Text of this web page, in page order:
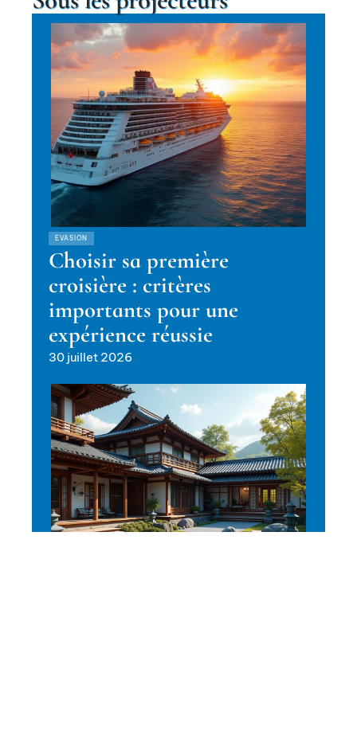
EVASION
Choisir sa première
croisière : critères
importants pour une
expérience réussie
30 juillet 2026